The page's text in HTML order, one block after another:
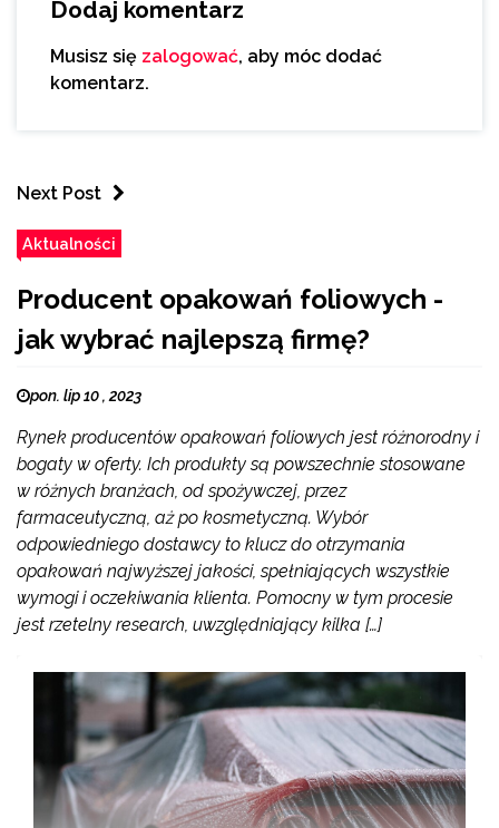
Dodaj komentarz
Musisz się zalogować, aby móc dodać
komentarz.
Next Post
Aktualności
Producent opakowań foliowych -
jak wybrać najlepszą firmę?
pon. lip 10 , 2023
Rynek producentów opakowań foliowych jest różnorodny i
bogaty w oferty. Ich produkty są powszechnie stosowane
w różnych branżach, od spożywczej, przez
farmaceutyczną, aż po kosmetyczną. Wybór
odpowiedniego dostawcy to klucz do otrzymania
opakowań najwyższej jakości, spełniających wszystkie
wymogi i oczekiwania klienta. Pomocny w tym procesie
jest rzetelny research, uwzględniający kilka […]